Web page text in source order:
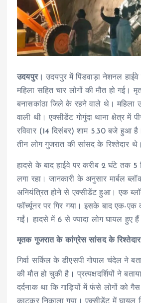
उदयपुर। उदयपुर में पिंडवाड़ा नेशनल
महिला सहित चार लोगों की मौत हो गई।
बनासकांठा जिले के रहने वाले थे। महिला
वाली थी। एक्सीडेंट गोगुंदा थाना क्षेत्र में
रविवार (14 दिसंबर) शाम 5.30 बजे हुआ
तीन लोग गुजरात की सांसद के रिश्तेदार थे।
हादसे के बाद हाईवे पर करीब 2 घंटे तक 5
लगा रहा। जानकारी के अनुसार मार्बल
अनियंत्रित होने से एक्सीडेंट हुआ। एक
फॉर्च्यूनर पर गिर गया। इसके बाद एक-एक
गईं। हादसे में 6 से ज्यादा लोग घायल हुए
मृतक गुजरात के कांग्रेस सांसद के रिश्तेदार
गिर्वा सर्किल के डीएसपी गोपाल चंदेल ने
की मौत हो चुकी है। प्रत्यक्षदर्शियों ने
दर्दनाक था कि गाड़ियों में फंसे लोगों को
काटकर निकाला गया। एक्सीडेंट में घायल